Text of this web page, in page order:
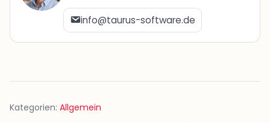
info@taurus-software.de
Kategorien: Allgemein